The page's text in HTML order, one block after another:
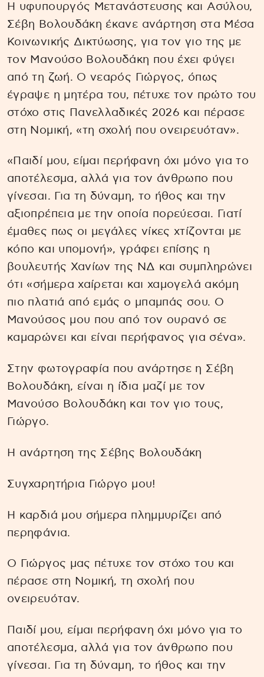
Η υφυπουργός Μετανάστευσης και Ασύλου,
Σέβη Βολουδάκη έκανε ανάρτηση στα Μέσα
Κοινωνικής Δικτύωσης, για τον γιο της με
τον Μανούσο Βολουδάκη που έχει φύγει
από τη ζωή. Ο νεαρός Γιώργος, όπως
έγραψε η μητέρα του, πέτυχε τον πρώτο του
στόχο στις Πανελλαδικές 2026 και πέρασε
στη Νομική, «τη σχολή που ονειρευόταν».
«Παιδί μου, είμαι περήφανη όχι μόνο για το
αποτέλεσμα, αλλά για τον άνθρωπο που
γίνεσαι. Για τη δύναμη, το ήθος και την
αξιοπρέπεια με την οποία πορεύεσαι. Γιατί
έμαθες πως οι μεγάλες νίκες χτίζονται με
κόπο και υπομονή», γράφει επίσης η
βουλευτής Χανίων της ΝΔ και συμπληρώνει
ότι «σήμερα χαίρεται και χαμογελά ακόμη
πιο πλατιά από εμάς ο μπαμπάς σου. Ο
Μανούσος μου που από τον ουρανό σε
καμαρώνει και είναι περήφανος για σένα».
Στην φωτογραφία που ανάρτησε η Σέβη
Βολουδάκη, είναι η ίδια μαζί με τον
Μανούσο Βολουδάκη και τον γιο τους,
Γιώργο.
Η ανάρτηση της Σέβης Βολουδάκη
Συγχαρητήρια Γιώργο μου!
Η καρδιά μου σήμερα πλημμυρίζει από
περηφάνια.
Ο Γιώργος μας πέτυχε τον στόχο του και
πέρασε στη Νομική, τη σχολή που
ονειρευόταν.
Παιδί μου, είμαι περήφανη όχι μόνο για το
αποτέλεσμα, αλλά για τον άνθρωπο που
γίνεσαι. Για τη δύναμη, το ήθος και την